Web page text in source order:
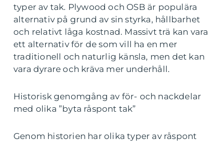
typer av tak. Plywood och OSB är populära
alternativ på grund av sin styrka, hållbarhet
och relativt låga kostnad. Massivt trä kan vara
ett alternativ för de som vill ha en mer
traditionell och naturlig känsla, men det kan
vara dyrare och kräva mer underhåll.
Historisk genomgång av för- och nackdelar
med olika ”byta råspont tak”
Genom historien har olika typer av råspont